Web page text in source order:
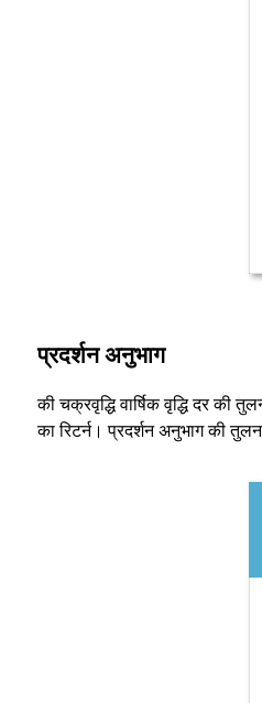
प्रदर्शन अनुभाग
की चक्रवृद्धि वार्षिक वृद्धि दर की
का रिटर्न। प्रदर्शन अनुभाग की